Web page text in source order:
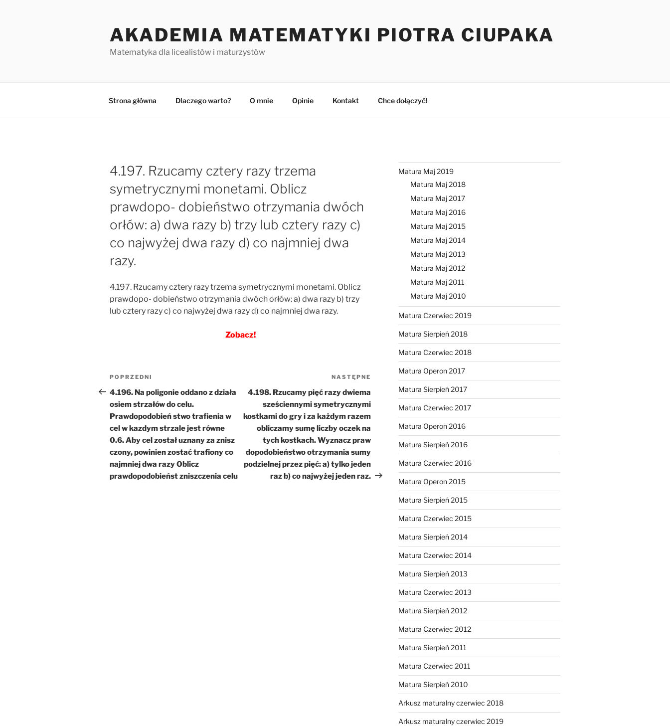
AKADEMIA MATEMATYKI PIOTRA CIUPAKA
Matematyka dla licealistów i maturzystów
Strona główna Dlaczego warto? O mnie Opinie Kontakt Chce dołączyć!
4.197. Rzucamy cztery razy trzema
symetrycznymi monetami. Oblicz
prawdopo- dobieństwo otrzymania dwóch
orłów: a) dwa razy b) trzy lub cztery razy c)
co najwyżej dwa razy d) co najmniej dwa
razy.
4.197. Rzucamy cztery razy trzema symetrycznymi monetami. Oblicz
prawdopo- dobieństwo otrzymania dwóch orłów: a) dwa razy b) trzy
lub cztery razy c) co najwyżej dwa razy d) co najmniej dwa razy.
Zobacz!
Nawigacja
wpisu
Poprzedni
wpis
POPRZEDNI
4.196. Na poligonie oddano z działa
osiem strzałów do celu.
Prawdopodobień stwo trafienia w
cel w kazdym strzale jest równe
0.6. Aby cel został uznany za znisz
czony, powinien zostać trafiony co
najmniej dwa razy Oblicz
prawdopodobieńst zniszczenia celu
Następny
NASTĘPNE
4.198. Rzucamy pięć razy dwiema
sześciennymi symetrycznymi
kostkami do gry i za każdym razem
obliczamy sumę liczby oczek na
tych kostkach. Wyznacz praw
dopodobieństwo otrzymania sumy
podzielnej przez pięć: a) tylko jeden
raz b) co najwyżej jeden raz.
Matura Maj 2019
Matura Maj 2018
Matura Maj 2017
Matura Maj 2016
Matura Maj 2015
Matura Maj 2014
Matura Maj 2013
Matura Maj 2012
Matura Maj 2011
Matura Maj 2010
Matura Czerwiec 2019
Matura Sierpień 2018
Matura Czerwiec 2018
Matura Operon 2017
Matura Sierpień 2017
Matura Czerwiec 2017
Matura Operon 2016
Matura Sierpień 2016
Matura Czerwiec 2016
Matura Operon 2015
Matura Sierpień 2015
Matura Czerwiec 2015
Matura Sierpień 2014
Matura Czerwiec 2014
Matura Sierpień 2013
Matura Czerwiec 2013
Matura Sierpień 2012
Matura Czerwiec 2012
Matura Sierpień 2011
Matura Czerwiec 2011
Matura Sierpień 2010
Arkusz maturalny czerwiec 2018
Arkusz maturalny czerwiec 2019